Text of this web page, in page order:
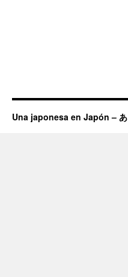
Una japonesa en Japón – あ